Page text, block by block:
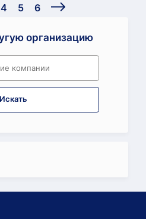
4 5 6
организацию
Искать